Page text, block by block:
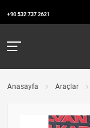
+90 532 737 2621
Anasayfa Araçlar